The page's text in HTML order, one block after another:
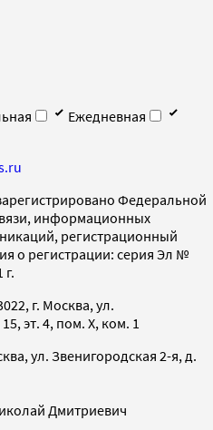
Ежедневная
Федеральной
информационных
регистрационный
о регистрации: серия Эл №
г. Москва, ул.
эт. 4, пом. X, ком. 1
ул. Звенигородская 2-я, д.
Дмитриевич